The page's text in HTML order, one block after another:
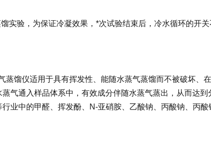
实验，为保证冷凝效果，*次试验结束后，冷水循环的开关
蒸馏仪适用于具有挥发性、能随水蒸气蒸馏而不被破坏、
气通入样品体系中，有效成分伴随水蒸气蒸出，从而达
业中的甲醛、挥发酚、N-亚硝胺、乙酸钠、丙酸钠、丙